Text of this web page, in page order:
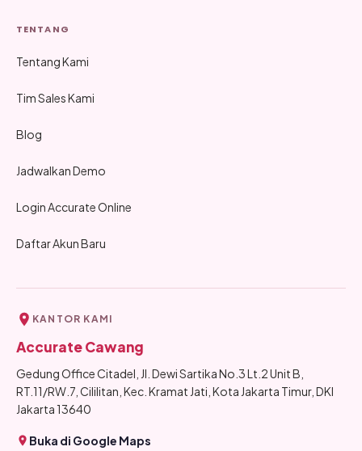
TENTANG
Tentang Kami
Tim Sales Kami
Blog
Jadwalkan Demo
Login Accurate Online
Daftar Akun Baru
KANTOR KAMI
Accurate Cawang
Gedung Office Citadel, Jl. Dewi Sartika No.3 Lt.2 Unit B,
RT.11/RW.7, Cililitan, Kec. Kramat Jati, Kota Jakarta Timur, DKI
Jakarta 13640
Buka di Google Maps